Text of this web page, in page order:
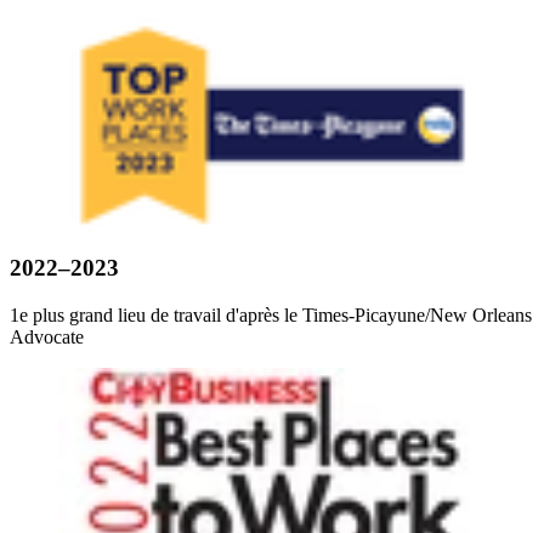
2022–2023
1e plus grand lieu de travail d'après le Times-Picayune/New Orleans
Advocate